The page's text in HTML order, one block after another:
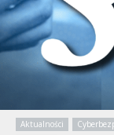
Aktualności